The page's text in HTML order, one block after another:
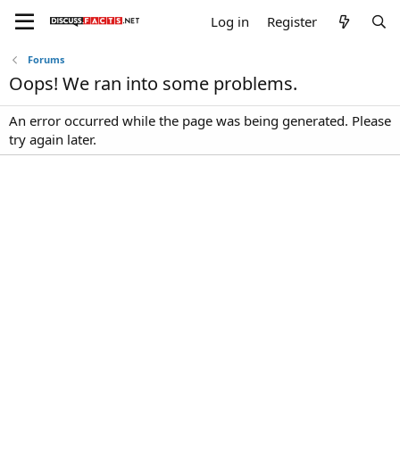
Log in Register
Forums
Oops! We ran into some problems.
An error occurred while the page was being generated. Please
try again later.